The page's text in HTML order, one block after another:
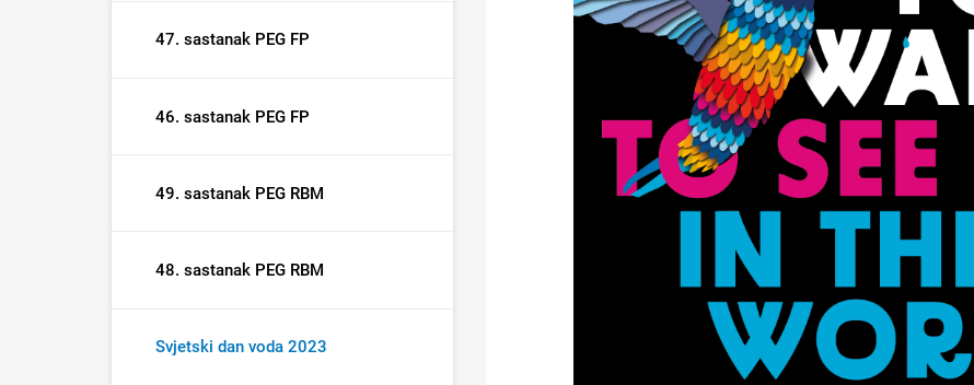
47. sastanak PEG FP
46. sastanak PEG FP
49. sastanak PEG RBM
48. sastanak PEG RBM
Svjetski dan voda 2023